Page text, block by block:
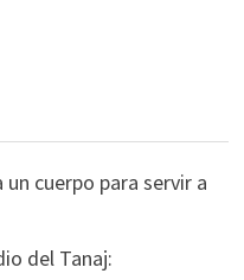
cuerpo para servir a
del Tanaj: